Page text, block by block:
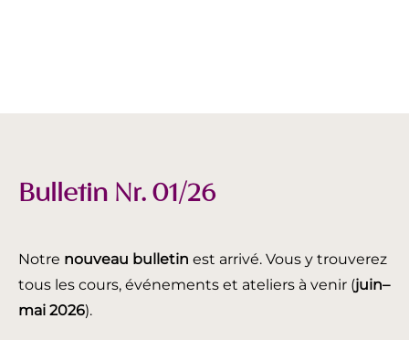
Bulletin Nr. 01/26
Notre nouveau bulletin est arrivé. Vous y trouverez
tous les cours, événements et ateliers à venir (juin–
mai 2026).